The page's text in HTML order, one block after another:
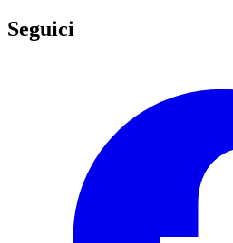
Seguici